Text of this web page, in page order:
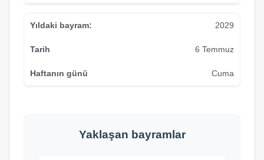
2029
6 Temmuz
Cuma
Yaklaşan bayramlar